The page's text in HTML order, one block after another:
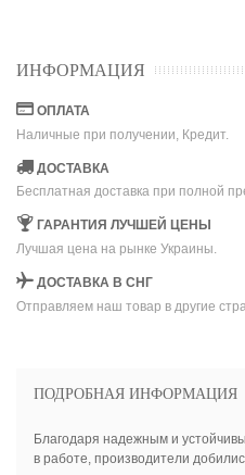
ИНФОРМАЦИЯ
ОПЛАТА
Наличные при получении, Кредит.
ДОСТАВКА
Бесплатная доставка при полной
ГАРАНТИЯ ЛУЧШЕЙ ЦЕНЫ
Лучшая цена на рынке Украины.
ДОСТАВКА В СНГ
Отправляем наш товар в другие
ПОДРОБНАЯ ИНФОРМАЦИЯ
Благодаря надежным и
в работе, производители